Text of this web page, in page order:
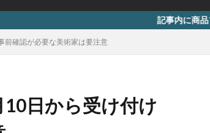
記事内に商品プロモーション
確認が必要な美術家は要注意
日から受け付け